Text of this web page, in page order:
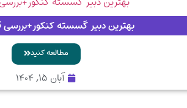
بهترین دبیر گسسته کنکور+بررسی 5 استاد برتر
مطالعه کنید
آبان ۱۵, ۱۴۰۴